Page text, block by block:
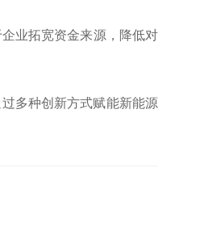
业拓宽资金来源，降低对
多种创新方式赋能新能源